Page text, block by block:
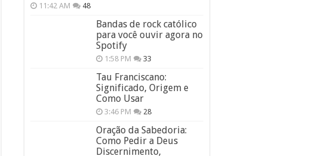
11:42 AM 48
Bandas de rock católico
para você ouvir agora no
Spotify
1:58 PM 33
Tau Franciscano:
Significado, Origem e
Como Usar
3:46 PM 28
Oração da Sabedoria:
Como Pedir a Deus
Discernimento,